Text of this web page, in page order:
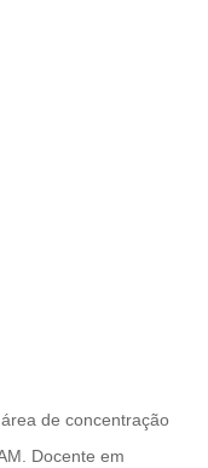
de concentração
Docente em